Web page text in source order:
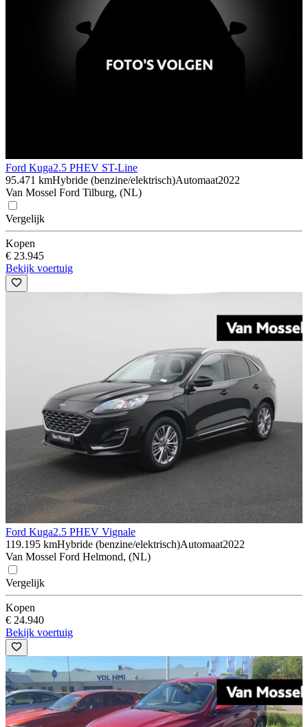
Ford Kuga2.5 PHEV ST-Line
95.471 kmHybride (benzine/elektrisch)Automaat2022
Van Mossel Ford Tilburg, (NL)
Vergelijk
Kopen
€ 23.945
Bekijk voertuig
Ford Kuga2.5 PHEV Vignale
119.195 kmHybride (benzine/elektrisch)Automaat2022
Van Mossel Ford Helmond, (NL)
Vergelijk
Kopen
€ 24.940
Bekijk voertuig